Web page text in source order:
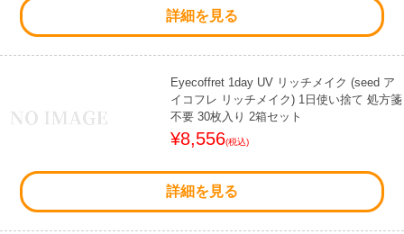
詳細を見る
Eyecoffret 1day UV リッチメイク (seed ア
イコフレ リッチメイク) 1日使い捨て 処方箋
不要 30枚入り 2箱セット
¥8,556(税込)
詳細を見る